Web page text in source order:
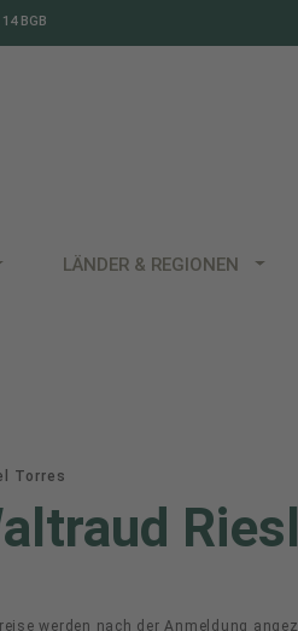
BGB
LÄNDER & REGIONEN
Torres
werden nach der Anmeldung